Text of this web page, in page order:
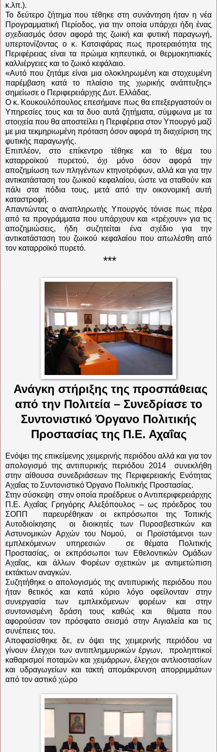
κ.λπ.).
Το δεύτερο ζήτημα που τέθηκε στη συνάντηση ήταν η νέα
Προγραμματική Περίοδος, για την οποία υπάρχει ήδη ένας
σχεδιασμός όσον αφορά της ζωική και φυτική παραγωγή,
υπερτονίζοντας ο κ. Κατσιφάρας πως προτεραιότητα της
Περιφέρειας είναι τα πρώιμα κηπευτικά, οι θερμοκηπιακές
καλλιέργειες και το ζωικό κεφάλαιο.
«Αυτό που ζητάμε είναι μια ολοκληρωμένη και στοχευμένη
παρέμβαση κατά το πλαίσιο της χωρικής ανάπτυξης»
σημείωσε ο Περιφερειάρχης Δυτ. Ελλάδας.
Ο κ. Κουκουλόπουλος επεσήμανε πως θα επεξεργαστούν οι
Υπηρεσίες τους και τα δυο αυτά ζητήματα, σύμφωνα με τα
στοιχεία που θα αποστείλει η Περιφέρεια στον Υπουργό μαζί
με μια τεκμηριωμένη πρόταση όσον αφορά τη διαχείριση της
φυτικής παραγωγής.
Επιπλέον, στο επίκεντρο τέθηκε και το θέμα του
καταρροϊκού πυρετού, όχι μόνο όσον αφορά την
αποζημίωση των πληγέντων κτηνοτρόφων, αλλά και για την
αντικατάσταση του ζωικού κεφαλαίου, ώστε να σταθούν και
πάλι στα πόδια τους, μετά από την οικονομική αυτή
καταστροφή.
Απαντώντας ο αναπληρωτής Υπουργός τόνισε πως πέρα
από τα προγράμματα που υπάρχουν και «τρέχουν» για τις
αποζημιώσεις, ήδη συζητείται ένα σχέδιο για την
αντικατάσταση του ζωικού κεφαλαίου που απωλέσθη από
τον καταρροϊκό πυρετό.
***
Ανάγκη στήριξης της προσπάθειας
από την Πολιτεία – Συνεδρίασε το
Συντονιστικό Όργανο Πολιτικής
Προστασίας της Π.Ε. Αχαΐας
Ενόψει της επικείμενης χειμερινής περιόδου αλλά και για τον
απολογισμό της αντιπυρικής περιόδου 2014
συνεκλήθη
στην αίθουσα συνεδριάσεων της Περιφερειακής Ενότητας
Αχαΐας το Συντονιστικό Όργανο Πολιτικής Προστασίας.
Στην σύσκεψη στην οποία προέδρευε ο Αντιπεριφερειάρχης
Π.Ε. Αχαΐας Γρηγόρης Αλεξόπουλος – ως πρόεδρος του
ΣΟΠΠ
παρευρέθηκαν οι εκπρόσωποι της Τοπικής
Αυτοδιοίκησης
οι διοικητές των Πυροσβεστικών και
Αστυνομικών Αρχών του Νομού,
οι Προϊστάμενοι των
εμπλεκόμενων υπηρεσιών
σε θέματα Πολιτικής
Προστασίας, οι εκπρόσωποι των Εθελοντικών Ομάδων
Αχαΐας, και άλλων Φορέων σχετικών με αντιμετώπιση
εκτάκτων αναγκών.
Συζητήθηκε ο απολογισμός της αντιπυρικής περιόδου που
ήταν θετικός και κατά κύριο λόγο οφείλονταν στην
συνεργασία των εμπλεκόμενων φορέων και στην
συντονισμένη δράση τους καθώς και
θέματα που
αφορούσαν τον πρόσφατο σεισμό στην Αιγιαλεία και τις
συνέπειες του.
Αποφασίσθηκε δε, εν όψει της χειμερινής περιόδου να
γίνουν έλεγχοι των αντιπλημμυρικών έργων,
προληπτικοί
καθαρισμοί ποταμών και χειμάρρων, έλεγχοι αντλιοστασίων
και υδραγωγείων και τακτή απομάκρυνση απορριμμάτων
από τον αστικό χώρο